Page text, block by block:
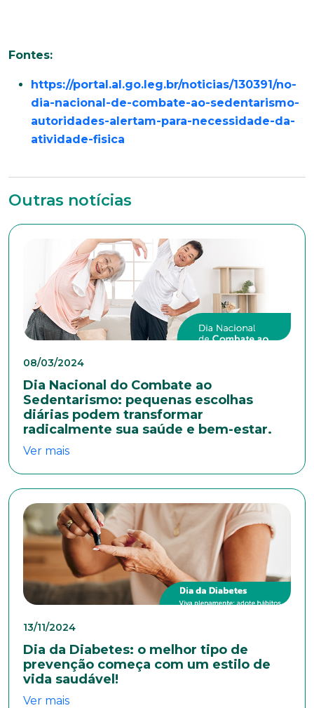
Fontes:
https://portal.al.go.leg.br/noticias/130391/no-
dia-nacional-de-combate-ao-sedentarismo-
autoridades-alertam-para-necessidade-da-
atividade-fisica
Outras notícias
08/03/2024
Dia Nacional do Combate ao
Sedentarismo: pequenas escolhas
diárias podem transformar
radicalmente sua saúde e bem-estar.
Ver mais
13/11/2024
Dia da Diabetes: o melhor tipo de
prevenção começa com um estilo de
vida saudável!
Ver mais
Estado Civil
Escolaridade
Sexo
Masculino
Feminino Outros
Anexar currículo*